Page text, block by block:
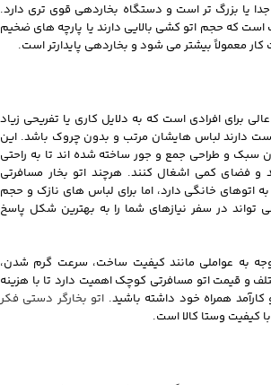
یا بزرگ تر است و دستگاه بخاردهی قوی تری دارد.
که حجم اتو کشی بالایی دارند یا پارچه های ضخیم
کار معمولاً بیشتر می شود و بخاردهی پایدارتر است.
برای افرادی است که به دلایل کاری یا تفریحی زیاد
دارند لباس‌ هایشان مرتب و بدون چروک باشد. این
سبک و طراحی جمع‌ و جور ساخته شده‌ اند تا به راحتی
و فضای کمی اشغال کنند. هرچند اتو بخار مسافرتی
اتوهای خانگی دارد، اما برای لباس‌ های نازک و حجم
تواند در سفر نیازهای شما را به بهترین شکل پاسخ
به عواملی مانند کیفیت ساخت، سرعت گرم شدن،
و قیمت اتو مسافرتی کوچک اهمیت دارد تا با هزینه
همراه خود داشته باشید. اتو بخارگر دستی فکر
کیفیت وستا کالا است.